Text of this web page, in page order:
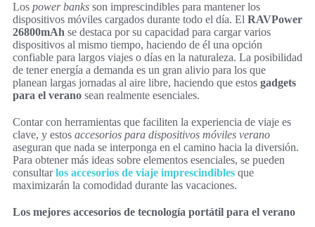
Los power banks son imprescindibles para mantener los
dispositivos móviles cargados durante todo el día. El RAVPower
26800mAh se destaca por su capacidad para cargar varios
dispositivos al mismo tiempo, haciendo de él una opción
confiable para largos viajes o días en la naturaleza. La posibilidad
de tener energía a demanda es un gran alivio para los que
planean largas jornadas al aire libre, haciendo que estos gadgets
para el verano sean realmente esenciales.
Contar con herramientas que faciliten la experiencia de viaje es
clave, y estos accesorios para dispositivos móviles verano
aseguran que nada se interponga en el camino hacia la diversión.
Para obtener más ideas sobre elementos esenciales, se pueden
consultarlos accesorios de viaje imprescindibles que
maximizarán la comodidad durante las vacaciones.
Los mejores accesorios de tecnología portátil para el verano